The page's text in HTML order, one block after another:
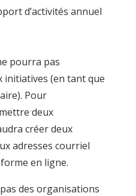
d’activités annuel
pourra pas
initiatives (en tant que
Pour
deux
créer deux
adresses courriel
en ligne.
des organisations